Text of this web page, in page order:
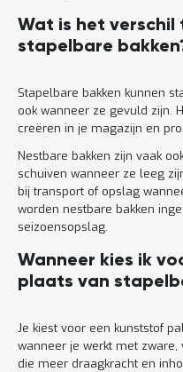
Wat is het verschil
stapelbare
Stapelbare bakken kunnen
ook wanneer ze gevuld zijn.
creëren in je magazijn en
Nestbare bakken zijn vaak
schuiven wanneer ze leeg
bij transport of opslag
worden nestbare bakken
seizoensopslag.
Wanneer kies ik
plaats van
Je kiest voor een kunststof
wanneer je werkt met
die meer draagkracht en